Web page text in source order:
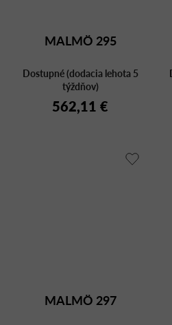
MALMÖ 295
Dostupné (dodacia lehota 5
týždňov)
562,11 €
MALMÖ 297